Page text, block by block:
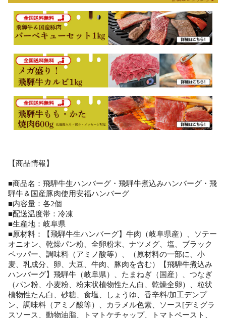
【商品情報】
■商品名：飛騨牛生ハンバーグ・飛騨牛煮込みハンバーグ・飛
騨牛＆国産豚肉使用安福ハンバーグ
■内容量：各2個
■配送温度帯：冷凍
■生産地：岐阜県
■原材料：【飛騨牛生ハンバーグ】牛肉（岐阜県産）、ソテー
オニオン、乾燥パン粉、全卵粉末、ナツメグ、塩、ブラック
ペッパー、調味料（アミノ酸等）、（原材料の一部に、小
麦、乳成分、卵、大豆、牛肉、豚肉を含む）【飛騨牛煮込み
ハンバーグ】飛騨牛（岐阜県）、たまねぎ（国産）、つなぎ
（パン粉、小麦粉、粉末状植物性たん白、乾燥全卵）、粒状
植物性たん白、砂糖、食塩、しょうゆ、香辛料/加工デンプ
ン、調味料（アミノ酸等）、カラメル色素、ソース[デミグラ
スソース、動物油脂、トマトケチャップ、トマトペースト、